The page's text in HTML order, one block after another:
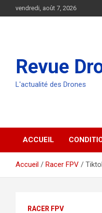
au
vendredi, août 7, 2026
Revue
L'actualité des Drones
ACCUEIL
Accueil Racer FPV
RACER FPV